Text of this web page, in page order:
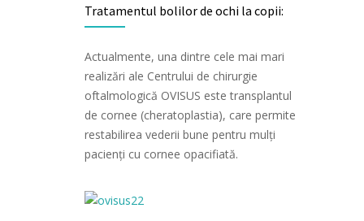
Tratamentul bolilor de ochi la copii:
Actualmente, una dintre cele mai mari
realizări ale Centrului de chirurgie
oftalmologică OVISUS este transplantul
de cornee (cheratoplastia), care permite
restabilirea vederii bune pentru mulţi
pacienţi cu cornee opacifiată.